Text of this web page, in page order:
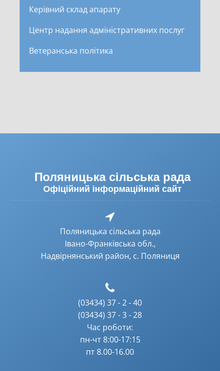
Керівний склад апарату
Центр надання адміністративних послуг
Ветеранська політика
Поляницька сільська рада
Офіційний інформаційний сайт
Поляницька сільська рада
Івано-Франківська обл.,
Надвірнянський район, с. Поляниця
(03434) 37 - 2 - 40
(03434) 37 - 3 - 28
Час роботи:
пн-чт 8:00-17:15
пт 8.00-16.00